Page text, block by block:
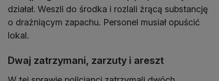
działał. Weszli do środka i rozlali żrącą substancję
o drażniącym zapachu. Personel musiał opuścić
lokal.
Dwaj zatrzymani, zarzuty i areszt